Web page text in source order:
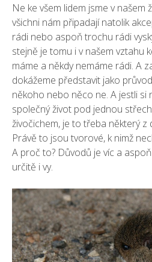
Ne ke všem lidem jsme v našem
všichni nám připadají natolik
rádi nebo aspoň trochu rádi
stejně je tomu i v našem vztahu
máme a někdy nemáme rádi. A
dokážeme představit jako
někoho nebo něco ne. A jestli si
společný život pod jednou
živočichem, je to třeba některý z
Právě to jsou tvorové, k nimž
A proč to? Důvodů je víc a
určitě i vy.